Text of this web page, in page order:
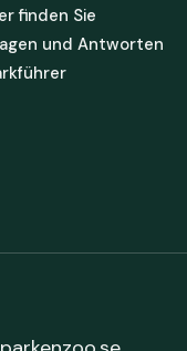
finden Sie
und Antworten